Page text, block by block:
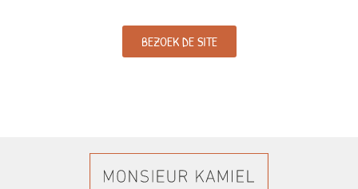
BEZOEK DE SITE